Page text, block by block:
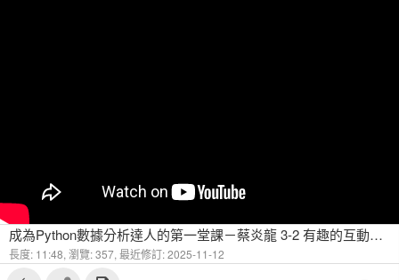
成為Python數據分析達人的第一堂課－蔡炎龍 3-2 有趣的互動範例
長度: 11:48, 瀏覽: 357, 最近修訂: 2025-11-12